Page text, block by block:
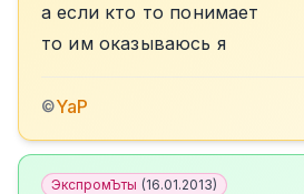
а если кто то понимает
то им оказываюсь я
©YaP
ЭкспромЪты (16.01.2013)